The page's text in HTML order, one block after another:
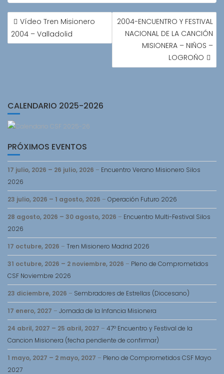
NAVEGACIÓN
DE
ENTRADAS
Vídeo Tren Misionero
2004 – Valladolid
2004-ENCUENTRO Y FESTIVAL
NACIONAL DE LA CANCIÓN
MISIONERA – NIÑOS –
LOGROÑO
CALENDARIO 2025-2026
PRÓXIMOS EVENTOS
17 julio, 2026 – 26 julio, 2026 – Encuentro Verano Misionero Silos
2026
23 julio, 2026 – 1 agosto, 2026 – Operación Futuro 2026
28 agosto, 2026 – 30 agosto, 2026 – Encuentro Multi-Festival Silos
2026
17 octubre, 2026 – Tren Misionero Madrid 2026
31 octubre, 2026 – 2 noviembre, 2026 – Pleno de Comprometidos
CSF Noviembre 2026
23 diciembre, 2026 – Sembradores de Estrellas (Diocesano)
17 enero, 2027 – Jornada de la Infancia Misionera
24 abril, 2027 – 25 abril, 2027 – 47º Encuentro y Festival de la
Cancion Misionera (fecha pendiente de confirmar)
1 mayo, 2027 – 2 mayo, 2027 – Pleno de Comprometidos CSF Mayo
2027